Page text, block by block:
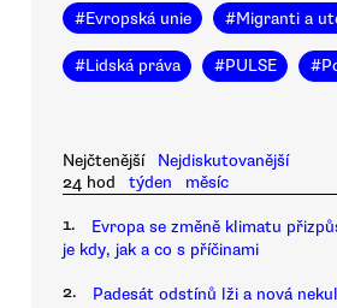
#Evropská unie #Migranti a
#Lidská práva #PULSE #
Nejčtenější
Nejdiskutovanější
24 hod
týden měsíc
1.
Evropa se změně klimatu
je kdy, jak a co s příčinami
2. Padesát odstínů lži a nová